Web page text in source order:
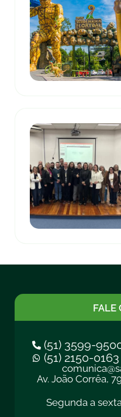
FALE
(51) 3599-
(51) 2150-0163
Av. João Corrêa,
Segunda a